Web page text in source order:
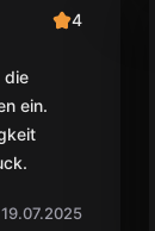
4
die
ein.
19.07.2025